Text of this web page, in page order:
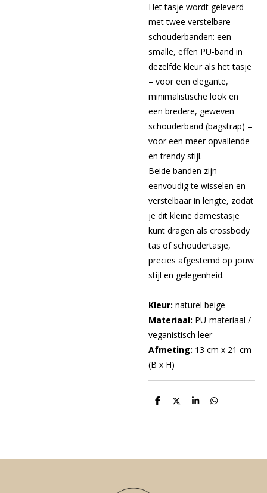
Het tasje wordt geleverd
met twee verstelbare
schouderbanden: een
smalle, effen PU-band in
dezelfde kleur als het tasje
– voor een elegante,
minimalistische look en
een bredere, geweven
schouderband (bagstrap) –
voor een meer opvallende
en trendy stijl.
Beide banden zijn
eenvoudig te wisselen en
verstelbaar in lengte, zodat
je dit kleine damestasje
kunt dragen als crossbody
tas of schoudertasje,
precies afgestemd op jouw
stijl en gelegenheid.
Kleur: naturel beige
Materiaal: PU-materiaal /
veganistisch leer
Afmeting: 13 cm x 21 cm
(B x H)
D
D
S
D